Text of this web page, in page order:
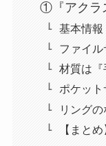
①『アクラ
基本情報
ファイ
材質は『
ポケット
リングの
【まと